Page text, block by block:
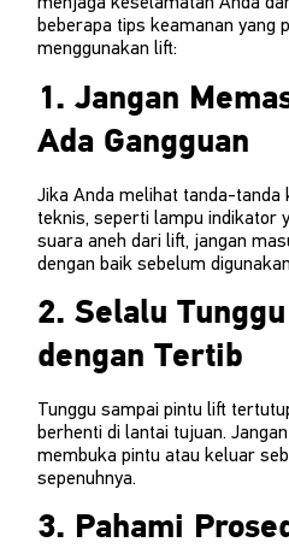
beberapa tips keamanan yang
menggunakan lift:
1. Jangan
Ada Gangguan
Jika Anda melihat tanda-
teknis, seperti lampu indikator
suara aneh dari lift, jangan
dengan baik sebelum
2. Selalu
dengan Tertib
Tunggu sampai pintu lift
berhenti di lantai tujuan.
membuka pintu atau keluar
sepenuhnya.
3. Pahami